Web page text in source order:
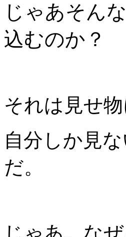
じゃあそん
込むのか？
それは見せ
自分しか見
だ。